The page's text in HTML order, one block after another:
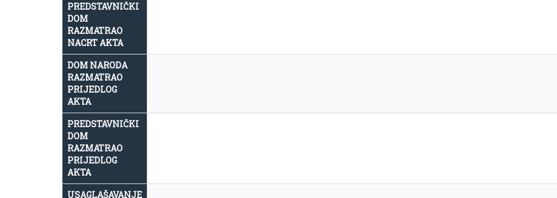
PREDSTAVNIČKI
DOM
RAZMATRAO
NACRT AKTA
DOM NARODA
RAZMATRAO
PRIJEDLOG
AKTA
PREDSTAVNIČKI
DOM
RAZMATRAO
PRIJEDLOG
AKTA
USAGLAŠAVANJE